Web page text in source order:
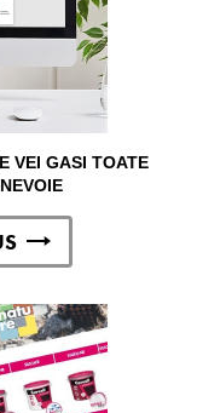
VEI GASI TOATE